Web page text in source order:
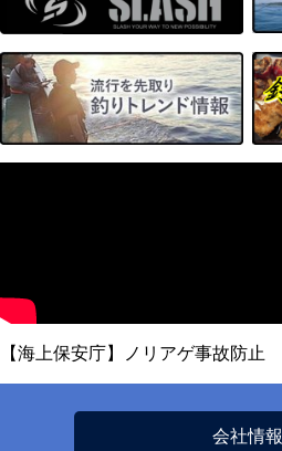
【海上保安庁】ノリアゲ事故防止
会社情報